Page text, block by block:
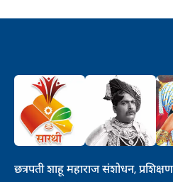
छत्रपती शाहू महाराज संशोधन,